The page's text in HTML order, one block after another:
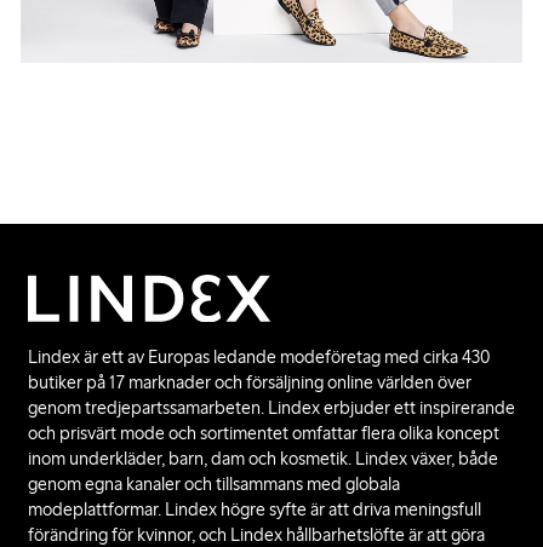
Lindex är ett av Europas ledande modeföretag med cirka 430
butiker på 17 marknader och försäljning online världen över
genom tredjepartssamarbeten. Lindex erbjuder ett inspirerande
och prisvärt mode och sortimentet omfattar flera olika koncept
inom underkläder, barn, dam och kosmetik. Lindex växer, både
genom egna kanaler och tillsammans med globala
modeplattformar. Lindex högre syfte är att driva meningsfull
förändring för kvinnor, och Lindex hållbarhetslöfte är att göra